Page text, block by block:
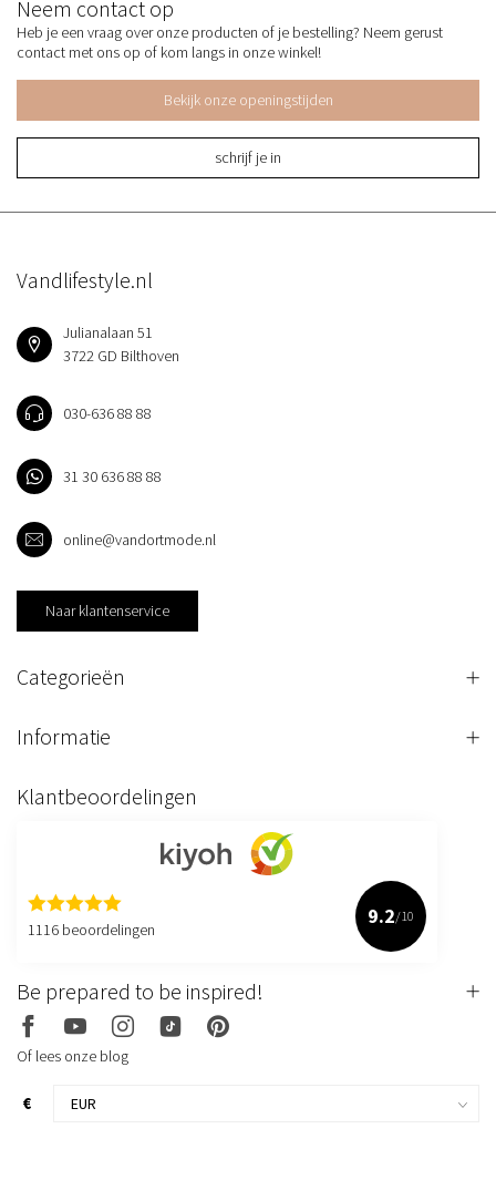
Neem contact op
Heb je een vraag over onze producten of je bestelling? Neem gerust
contact met ons op of kom langs in onze winkel!
Bekijk onze openingstijden
schrijf je in
Vandlifestyle.nl
Julianalaan 51
3722 GD Bilthoven
030-636 88 88
31 30 636 88 88
online@vandortmode.nl
Naar klantenservice
Categorieën
Informatie
Klantbeoordelingen
1116 beoordelingen
9.2/10
Be prepared to be inspired!
Of lees onze blog
€